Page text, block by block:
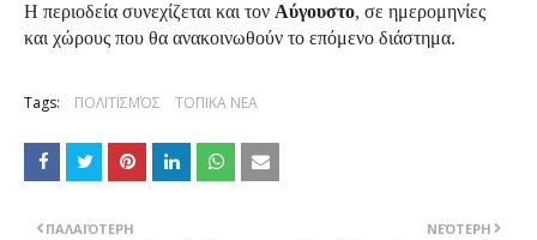
Η περιοδεία συνεχίζεται και τον Αύγουστο, σε ημερομηνίες
και χώρους που θα ανακοινωθούν το επόμενο διάστημα.
Tags: ΠΟΛΙΤΙΣΜΌΣ ΤΟΠΙΚΑ ΝΕΑ
ΝΕΌΤΕΡΗ
ΠΑΛΑΙΌΤΕΡΗ